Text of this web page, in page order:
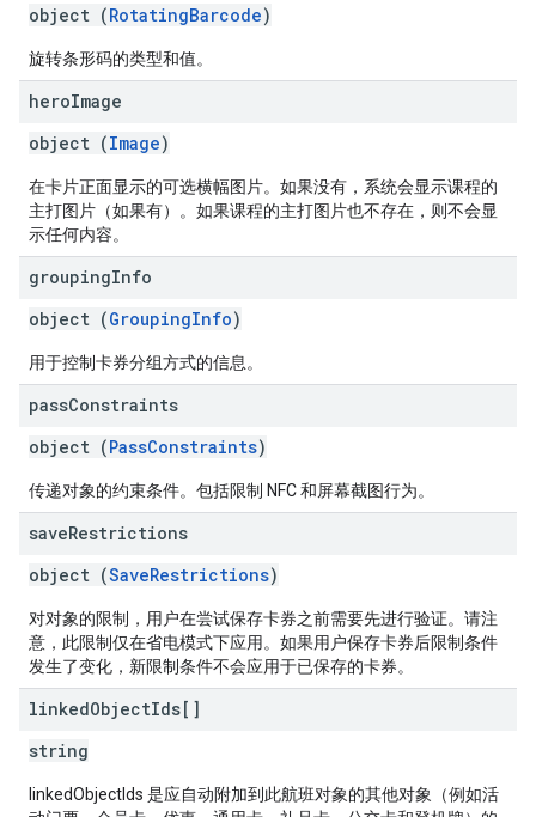
object (RotatingBarcode)
旋转条形码的类型和值。
heroImage
object (Image)
在卡片正面显示的可选横幅图片。如果没有，系统会显示课程的
主打图片（如果有）。如果课程的主打图片也不存在，则不会显
示任何内容。
groupingInfo
object (GroupingInfo)
用于控制卡券分组方式的信息。
passConstraints
object (PassConstraints)
传递对象的约束条件。包括限制 NFC 和屏幕截图行为。
saveRestrictions
object (SaveRestrictions)
对对象的限制，用户在尝试保存卡券之前需要先进行验证。请注
意，此限制仅在省电模式下应用。如果用户保存卡券后限制条件
发生了变化，新限制条件不会应用于已保存的卡券。
linkedObjectIds[]
string
linkedObjectIds 是应自动附加到此航班对象的其他对象（例如活